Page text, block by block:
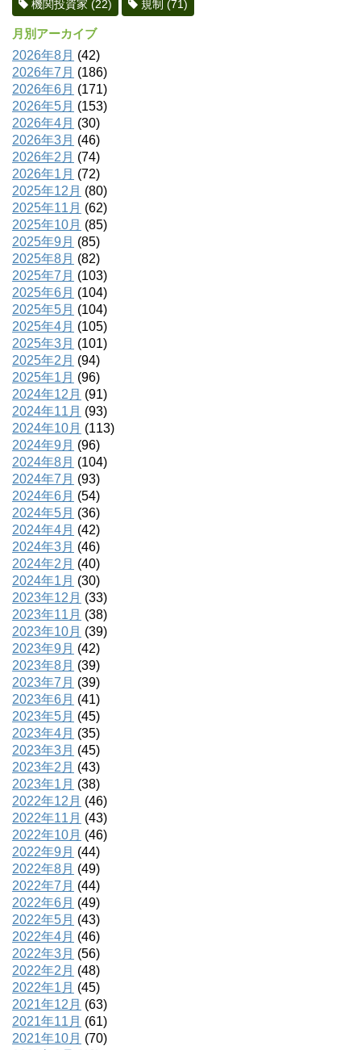
機関投資家 (22) 規制 (71)
月別アーカイブ
2026年8月 (42)
2026年7月 (186)
2026年6月 (171)
2026年5月 (153)
2026年4月 (30)
2026年3月 (46)
2026年2月 (74)
2026年1月 (72)
2025年12月 (80)
2025年11月 (62)
2025年10月 (85)
2025年9月 (85)
2025年8月 (82)
2025年7月 (103)
2025年6月 (104)
2025年5月 (104)
2025年4月 (105)
2025年3月 (101)
2025年2月 (94)
2025年1月 (96)
2024年12月 (91)
2024年11月 (93)
2024年10月 (113)
2024年9月 (96)
2024年8月 (104)
2024年7月 (93)
2024年6月 (54)
2024年5月 (36)
2024年4月 (42)
2024年3月 (46)
2024年2月 (40)
2024年1月 (30)
2023年12月 (33)
2023年11月 (38)
2023年10月 (39)
2023年9月 (42)
2023年8月 (39)
2023年7月 (39)
2023年6月 (41)
2023年5月 (45)
2023年4月 (35)
2023年3月 (45)
2023年2月 (43)
2023年1月 (38)
2022年12月 (46)
2022年11月 (43)
2022年10月 (46)
2022年9月 (44)
2022年8月 (49)
2022年7月 (44)
2022年6月 (49)
2022年5月 (43)
2022年4月 (46)
2022年3月 (56)
2022年2月 (48)
2022年1月 (45)
2021年12月 (63)
2021年11月 (61)
2021年10月 (70)